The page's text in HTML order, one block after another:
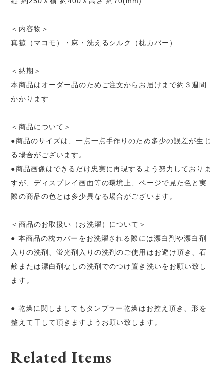
＜内容物＞
真菰（マコモ）・麻・洗えるシルク（枕カバー）
＜納期＞
本商品はオーダー品のためご注文からお届けまで約３週間
かかります
＜商品について＞
●商品のサイズは、一点一点手作りのため多少の誤差が生じ
る場合がございます。
●商品画像はできるだけ忠実に再現するよう努力しておりま
すが、ディスプレイ画面等の環境上、ページで見た色と実
際の商品の色とは多少異なる場合がございます。
＜商品のお取扱い（お洗濯）について＞
● 本商品の枕カバーをお洗濯される際には漂白剤や漂白剤
入りの洗剤、蛍光剤入りの洗剤のご使用はお避け頂き、石
鹸または漂白剤なしの洗剤でのつけ置き洗いをお願い致し
ます。
● 乾燥に関しましてもタンブラー乾燥はお控え頂き、形を
整えて干して頂きますようお願い致します。
Related Items